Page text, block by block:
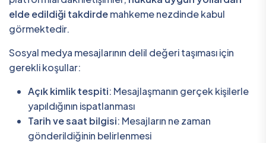
elde edildiği takdirdemahkeme nezdinde kabul
görmektedir.
Sosyal medya mesajlarının delil değeri taşıması için
gerekli koşullar:
Açık kimlik tespiti: Mesajlaşmanın gerçek kişilerle
yapıldığının ispatlanması
Tarih ve saat bilgisi: Mesajların ne zaman
gönderildiğinin belirlenmesi